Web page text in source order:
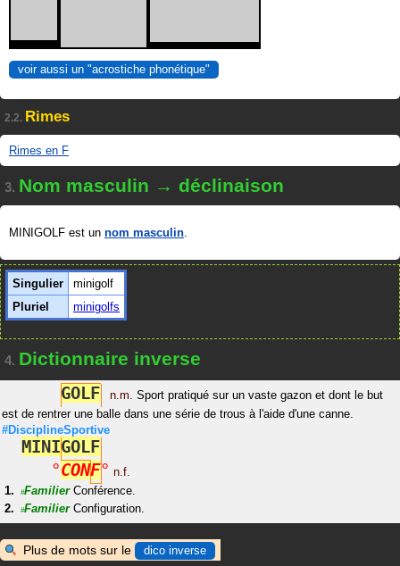
voir aussi un "acrostiche phonétique"
2.2. Rimes
Rimes en F
3. Nom masculin → déclinaison
MINIGOLF est un nom masculin.
Singulier
minigolf
Pluriel
minigolfs
4. Dictionnaire inverse
GOLF n.m. Sport pratiqué sur un vaste gazon et dont le but
est de rentrer une balle dans une série de trous à l'aide d'une canne.
#DisciplineSportive
MINIGOLF
°CONF° n.f.
#Familier Conférence.
#Familier Configuration.
Plus de mots sur le dico inverse